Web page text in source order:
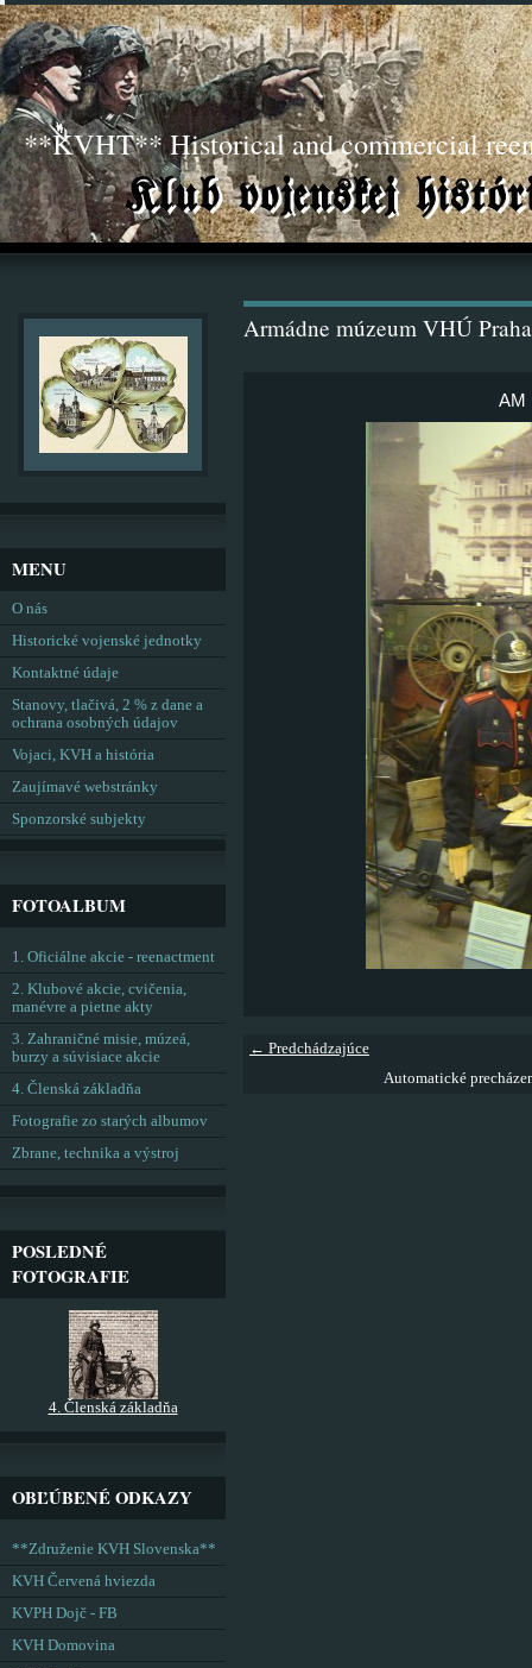
**KVHT** Historical and commercial
Armádne múzeum VHÚ
AM
← Predchádzajúce
Automatické
MENU
O nás
Historické vojenské jednotky
Kontaktné údaje
Stanovy, tlačivá, 2 % z dane a
ochrana osobných údajov
Vojaci, KVH a história
Zaujímavé webstránky
Sponzorské subjekty
FOTOALBUM
1. Oficiálne akcie - reenactment
2. Klubové akcie, cvičenia,
manévre a pietne akty
3. Zahraničné misie, múzeá,
burzy a súvisiace akcie
4. Členská základňa
Fotografie zo starých albumov
Zbrane, technika a výstroj
POSLEDNÉ
FOTOGRAFIE
4. Členská základňa
OBĽÚBENÉ ODKAZY
**Združenie KVH Slovenska**
KVH Červená hviezda
KVPH Dojč - FB
KVH Domovina